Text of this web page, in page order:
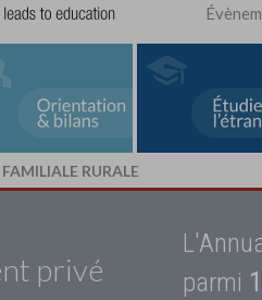
RURALE
privé
parmi